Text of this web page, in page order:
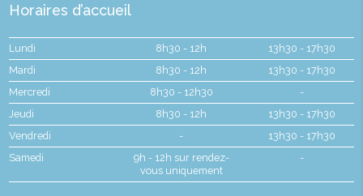
Horaires d’accueil
Lundi 8h30 - 12h
13h30 - 17h30
Mardi
8h30 - 12h
13h30 - 17h30
Mercredi
8h30 - 12h30
-
Jeudi
8h30 - 12h
13h30 - 17h30
Vendredi
-
13h30 - 17h30
Samedi
9h - 12h sur rendez-
vous uniquement
-